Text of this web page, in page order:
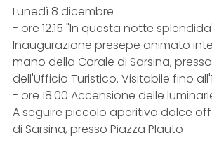
Lunedì 8 dicembre
- ore 12.15 "In questa notte
Inaugurazione presepe animato
mano della Corale di Sarsina,
dell'Ufficio Turistico. Visitabile fino
- ore 18.00 Accensione delle
A seguire piccolo aperitivo dolce
di Sarsina, presso Piazza Plauto